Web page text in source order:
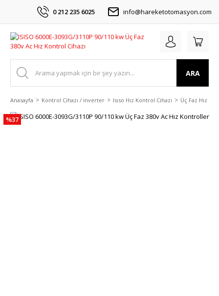
0 212 235 6025 info@hareketotomasyon.com
ARA
Anasayfa Kontrol Cihazı / inverter Isıso Hız Kontrol Cihazı Üç Faz Hız
%37